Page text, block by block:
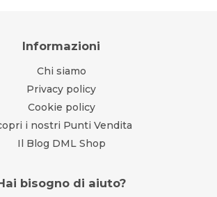
Informazioni
Chi siamo
Privacy policy
Cookie policy
i nostri Punti Vendita
Il Blog DML Shop
bisogno di aiuto?